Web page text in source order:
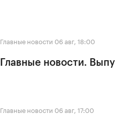
Главные новости 06 авг, 18:00
Главные новости.
Главные новости 06 авг, 17:00